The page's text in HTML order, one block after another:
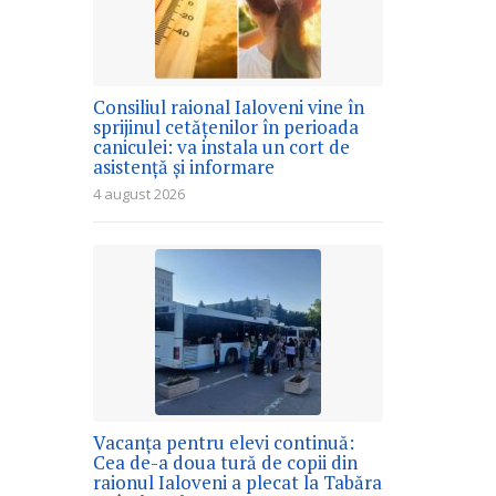
Consiliul raional Ialoveni vine în
sprijinul cetățenilor în perioada
caniculei: va instala un cort de
asistență și informare
4 august 2026
Vacanța pentru elevi continuă:
Cea de-a doua tură de copii din
raionul Ialoveni a plecat la Tabăra